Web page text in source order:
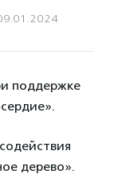
поддержке
дерево».